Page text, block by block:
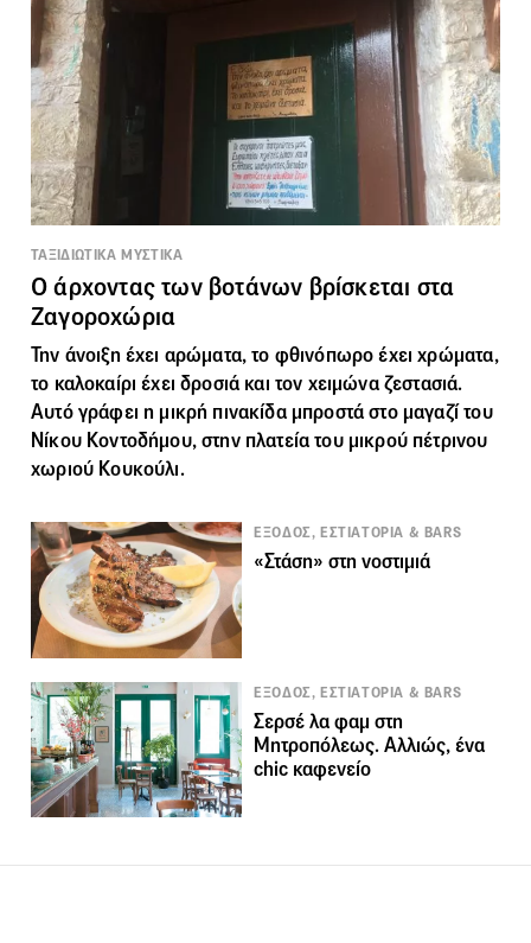
ΤΑΞΙΔΙΩΤΙΚΑ ΜΥΣΤΙΚΑ
Ο άρχοντας των βοτάνων βρίσκεται στα
Ζαγοροχώρια
Την άνοιξη έχει αρώματα, το φθινόπωρο έχει χρώματα,
το καλοκαίρι έχει δροσιά και τον χειμώνα ζεστασιά.
Αυτό γράφει η μικρή πινακίδα μπροστά στο μαγαζί του
Νίκου Κοντοδήμου, στην πλατεία του μικρού πέτρινου
χωριού Κουκούλι.
ΕΞΟΔΟΣ, ΕΣΤΙΑΤΟΡΙΑ & BARS
«Στάση» στη νοστιμιά
ΕΞΟΔΟΣ, ΕΣΤΙΑΤΟΡΙΑ & BARS
Σερσέ λα φαμ στη
Μητροπόλεως. Αλλιώς, ένα
chic καφενείο